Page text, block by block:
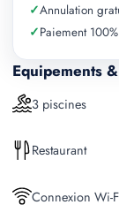
Equipements
3 piscines
Restaurant
Connexion Wi-
✓Annulation
✓Paiement